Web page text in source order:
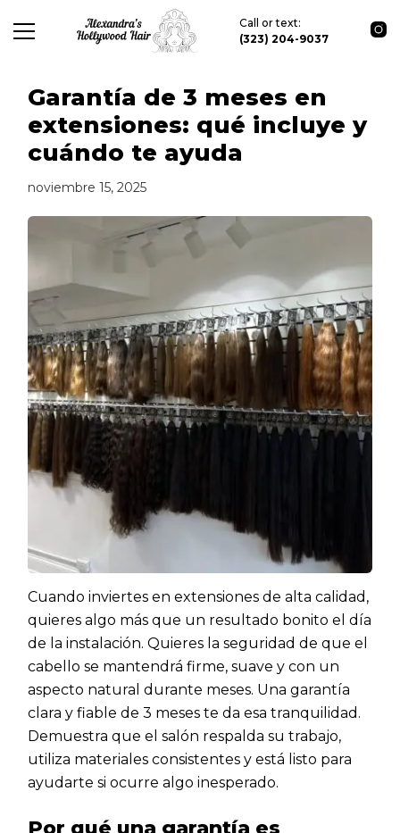
Call or text:
(323) 204-9037
Garantía de 3 meses en
extensiones: qué incluye y
cuándo te ayuda
noviembre 15, 2025
Cuando inviertes en extensiones de alta calidad,
quieres algo más que un resultado bonito el día
de la instalación. Quieres la seguridad de que el
cabello se mantendrá firme, suave y con un
aspecto natural durante meses. Una garantía
clara y fiable de 3 meses te da esa tranquilidad.
Demuestra que el salón respalda su trabajo,
utiliza materiales consistentes y está listo para
ayudarte si ocurre algo inesperado.
Por qué una garantía es